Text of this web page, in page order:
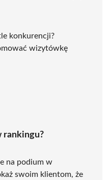
konkurencji?
wizytówkę
rankingu?
na podium w
swoim klientom, że